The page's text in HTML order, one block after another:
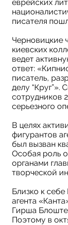
еврейских
писателя
Черновицкие
киевских
ведет
ответ:
писатель,
делу “Круг”».
сотрудников
серьезного
В целях
фигурантов
был вызван
Особая роль
органами
творческой
Близко к
агента
Гирша
Поэтому в